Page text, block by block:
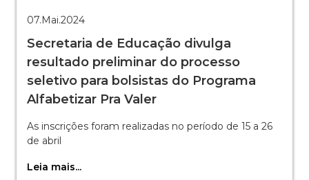
07.Mai.2024
Secretaria de Educação divulga
resultado preliminar do processo
seletivo para bolsistas do Programa
Alfabetizar Pra Valer
As inscrições foram realizadas no período de 15 a 26
de abril
Leia mais...